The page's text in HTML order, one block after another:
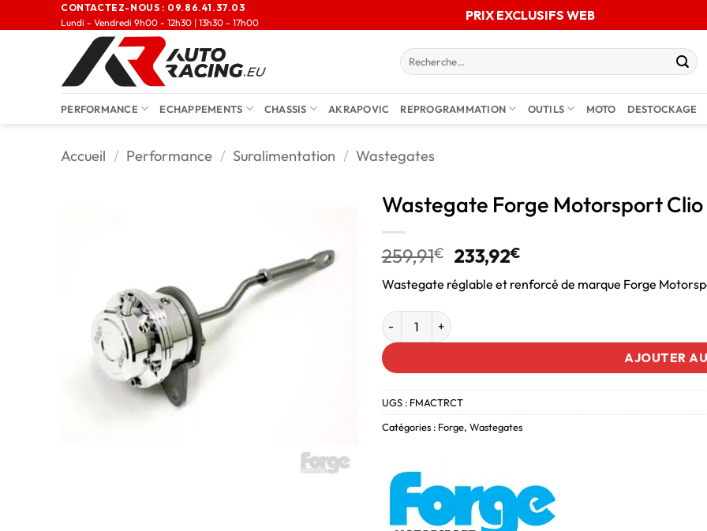
CONTACTEZ-NOUS : 09.86.41.37.03
Lundi - Vendredi 9h00 - 12h30 | 13h30 - 17h00
PRIX EXCLUSIFS WEB
PERFORMANCE ECHAPPEMENTS CHASSIS AKRAPOVIC REPROGRAMMATION OUTILS MOTO DESTOCKAGE
Accueil / Performance / Suralimentation / Wastegates
Wastegate Forge Motorsport Clio
259,91€ 233,92€
Wastegate réglable et renforcé de marque Forge
AJOUTER
UGS : FMACTRCT
Catégories : Forge, Wastegates